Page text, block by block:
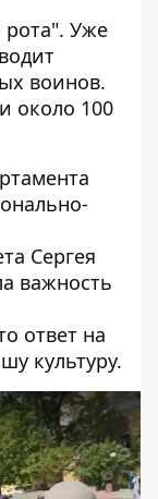
Уже
воинов.
около 100
Сергея
важность
ответ на
культуру.